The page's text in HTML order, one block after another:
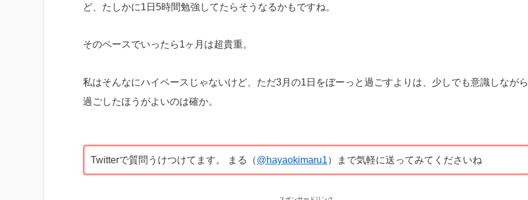
ど、たしかに1日5時間勉強してたらそうなるかもですね。
そのペースでいったら1ヶ月は超貴重。
私はそんなにハイペースじゃないけど、ただ3月の1日をぼーっと過ごすよりは、少しでも意識しながら
過ごしたほうがよいのは確か。
Twitterで質問うけつけてます。 まる（@hayaokimaru1）まで気軽に送ってみてくださいね